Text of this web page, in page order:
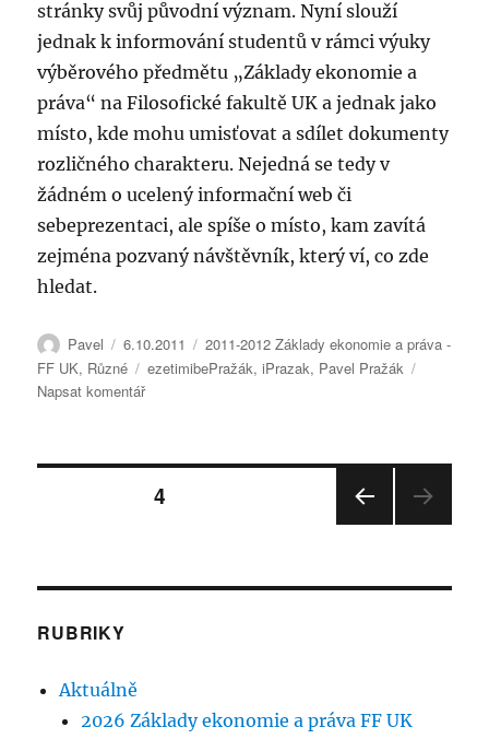
a
syllabus
stránky svůj původní význam. Nyní slouží
jednak k informování studentů v rámci výuky
výběrového předmětu „Základy ekonomie a
práva“ na Filosofické fakultě UK a jednak jako
místo, kde mohu umisťovat a sdílet dokumenty
rozličného charakteru. Nejedná se tedy v
žádném o ucelený informační web či
sebeprezentaci, ale spíše o místo, kam zavítá
zejména pozvaný návštěvník, který ví, co zde
hledat.
Autor:
Pavel Publikováno:
6.10.2011 Rubriky:
2011-2012 Základy ekonomie a práva -
FF UK, Různé Štítky:
ezetimibePražák,iPrazak, Pavel Pražák
Napsat komentářpro
názvem
obsah
Stránkování
STRÁ
STRÁNKA:4
RUBRIKY
Aktuálně
2026 Základy ekonomie a práva FF UK